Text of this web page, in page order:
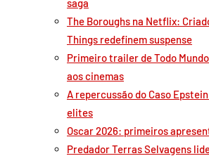
saga
The Boroughs na Netflix:
Things redefinem suspense
Primeiro trailer de Todo
aos cinemas
A repercussão do Caso
elites
Oscar 2026: primeiros
Predador Terras Selvagens